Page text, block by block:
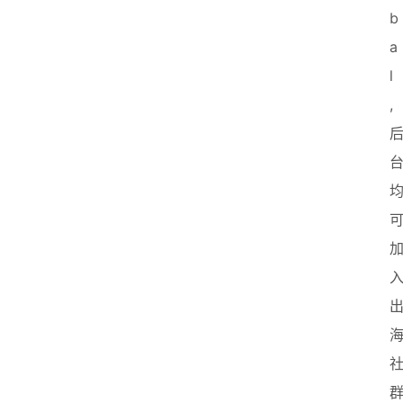
b
a
l
,
后
台
均
可
加
入
出
海
社
群